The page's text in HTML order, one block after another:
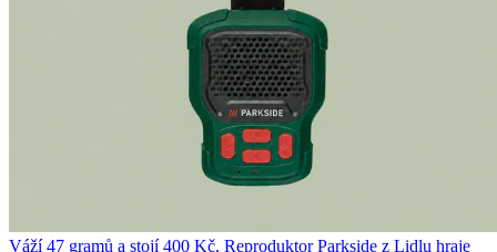
Váží 47 gramů a stojí 400 Kč. Reproduktor Parkside z Lidlu hraje